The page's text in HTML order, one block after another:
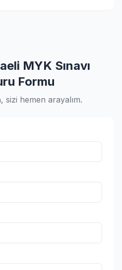
MYK Sınavı
Formu
sizi hemen arayalım.